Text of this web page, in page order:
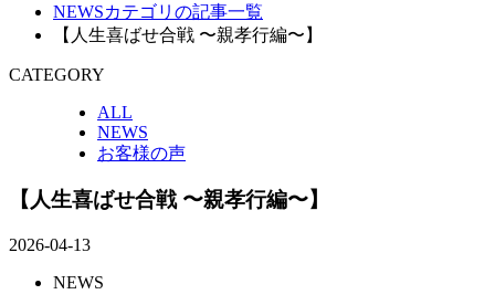
NEWSカテゴリの記事一覧
【人生喜ばせ合戦 〜親孝行編〜】
CATEGORY
ALL
NEWS
お客様の声
【人生喜ばせ合戦 〜親孝行編〜】
2026-04-13
NEWS